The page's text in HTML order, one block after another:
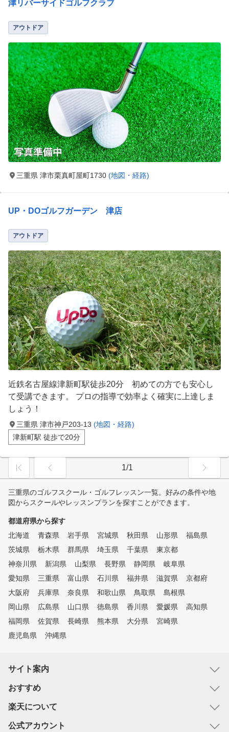
津リバーサイドゴルフクラブ
アウトドア
三重県 津市栗真町屋町1730 (地図・経路)
UP・DOゴルフガーデン 津店
アウトドア
近鉄名古屋線津新町駅徒歩20分 初めての方でも安心し
て受講できます。 プロの指導で効率よく確実に上達しま
しょう！
三重県 津市神戸203-13 (地図・経路)
津新町駅 徒歩で20分
1/1
三重県のゴルフスクール・ゴルフレッスン一覧。好みの条件や地
図からスクールやレッスンプランを探すことができます。
都道府県から探す
北海道
青森県 岩手県 宮城県 秋田県 山形県
福島県
茨城県
栃木県 群馬県 埼玉県 千葉県
東京都
神奈川県
新潟県 山梨県 長野県 静岡県
岐阜県
愛知県
三重県 富山県 石川県 福井県 滋賀県
京都府
大阪府
兵庫県 奈良県 和歌山県 鳥取県
島根県
岡山県
広島県 山口県 徳島県 香川県 愛媛県
高知県
福岡県
佐賀県 長崎県 熊本県 大分県
宮崎県
鹿児島県
沖縄県
サイト案内
おすすめ
楽天について
公式アカウント